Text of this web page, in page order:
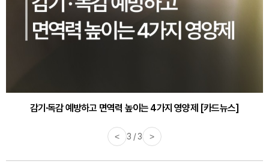
감기·독감 예방하고 면역력 높이는 4가지 영양제 [카드뉴스]
< 3 / 3 >